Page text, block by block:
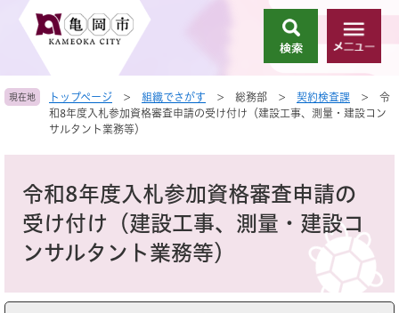
頭
。
飛
て
索
メ
ニ
ー
現在地 トップページ > 組織でさがす > 総務部 > 契約検査課 >
令
和8年度入札参加資格審査申請の受け付け（建設工事、測量・建設コン
サルタント業務等）
令和8年度入札参加資格審査申請の
受け付け（建設工事、測量・建設コ
ンサルタント業務等）